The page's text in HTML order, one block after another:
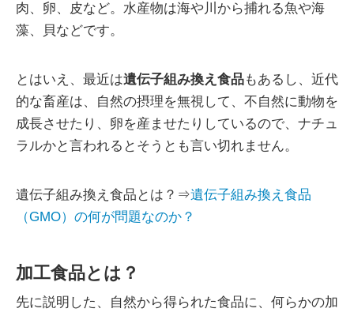
肉、卵、皮など。水産物は海や川から捕れる魚や海
藻、貝などです。
とはいえ、最近は遺伝子組み換え食品もあるし、近代
的な畜産は、自然の摂理を無視して、不自然に動物を
成長させたり、卵を産ませたりしているので、ナチュ
ラルかと言われるとそうとも言い切れません。
遺伝子組み換え食品とは？⇒遺伝子組み換え食品
（GMO）の何が問題なのか？
加工食品とは？
先に説明した、自然から得られた食品に、何らかの加